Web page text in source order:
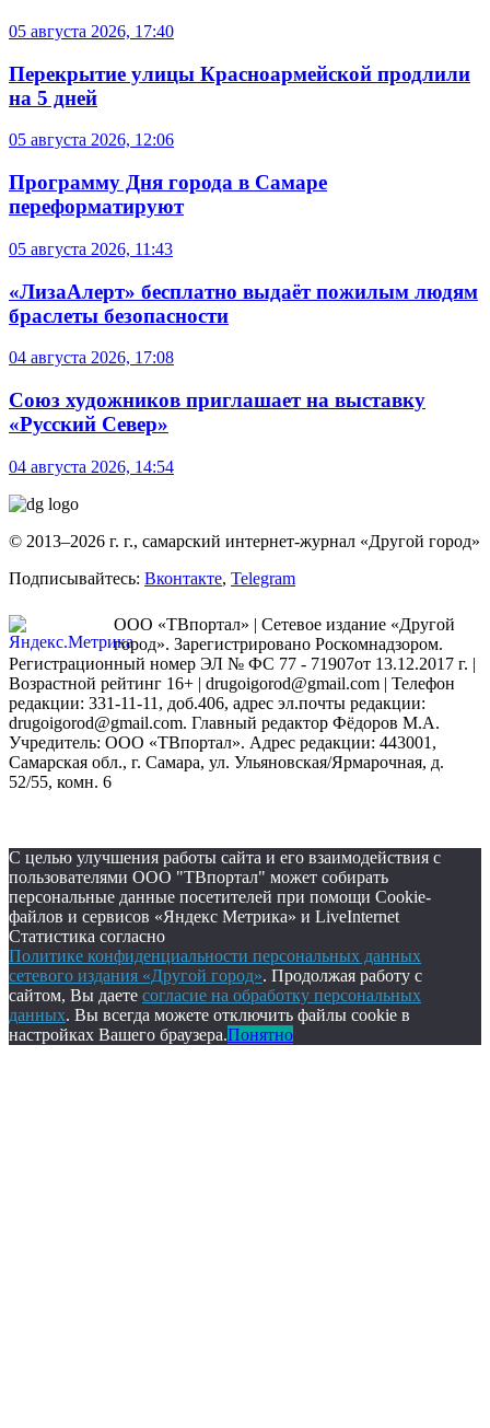
05 августа 2026, 17:40
Перекрытие улицы Красноармейской продлили
на 5 дней
05 августа 2026, 12:06
Программу Дня города в Самаре
переформатируют
05 августа 2026, 11:43
«ЛизаАлерт» бесплатно выдаёт пожилым людям
браслеты безопасности
04 августа 2026, 17:08
Союз художников приглашает на выставку
«Русский Север»
04 августа 2026, 14:54
© 2013–2026 г. г., самарский интернет-журнал «Другой город»
Подписывайтесь: Вконтакте, Telegram
ООО «ТВпортал» | Сетевое издание «Другой
город». Зарегистрировано Роскомнадзором.
Регистрационный номер ЭЛ № ФС 77 - 71907от 13.12.2017 г. |
Возрастной рейтинг 16+ | drugoigorod@gmail.com | Телефон
редакции: 331-11-11, доб.406, адрес эл.почты редакции:
drugoigorod@gmail.com. Главный редактор Фёдоров М.А.
Учредитель: ООО «ТВпортал». Адрес редакции: 443001,
Самарская обл., г. Самара, ул. Ульяновская/Ярмарочная, д.
52/55, комн. 6
С целью улучшения работы сайта и его взаимодействия с
пользователями ООО "ТВпортал" может собирать
персональные данные посетителей при помощи Cookie-
файлов и сервисов «Яндекс Метрика» и LiveInternet
Статистика согласно
Политике конфиденциальности персональных данных
сетевого издания «Другой город». Продолжая работу с
сайтом, Вы даете согласие на обработку персональных
данных. Вы всегда можете отключить файлы cookie в
настройках Вашего браузера.Понятно